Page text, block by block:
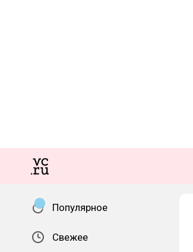
Популярное
Свежее